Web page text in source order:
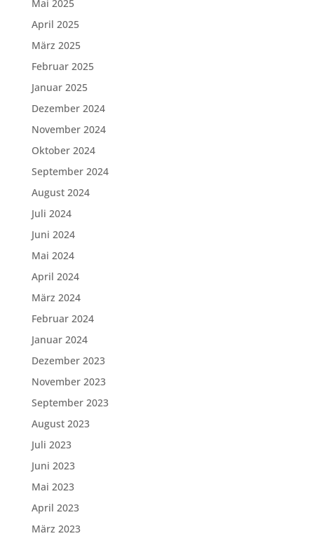
Mai 2025
April 2025
März 2025
Februar 2025
Januar 2025
Dezember 2024
November 2024
Oktober 2024
September 2024
August 2024
Juli 2024
Juni 2024
Mai 2024
April 2024
März 2024
Februar 2024
Januar 2024
Dezember 2023
November 2023
September 2023
August 2023
Juli 2023
Juni 2023
Mai 2023
April 2023
März 2023